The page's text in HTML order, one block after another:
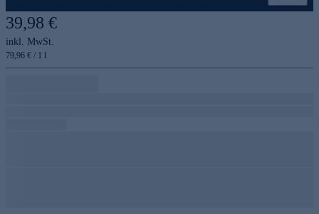
39,98 €
inkl. MwSt.
79,96 € / 1 l